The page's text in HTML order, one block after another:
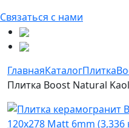
Связаться с нами
ГлавнаяКаталогПлитка
Плитка Boost Natural